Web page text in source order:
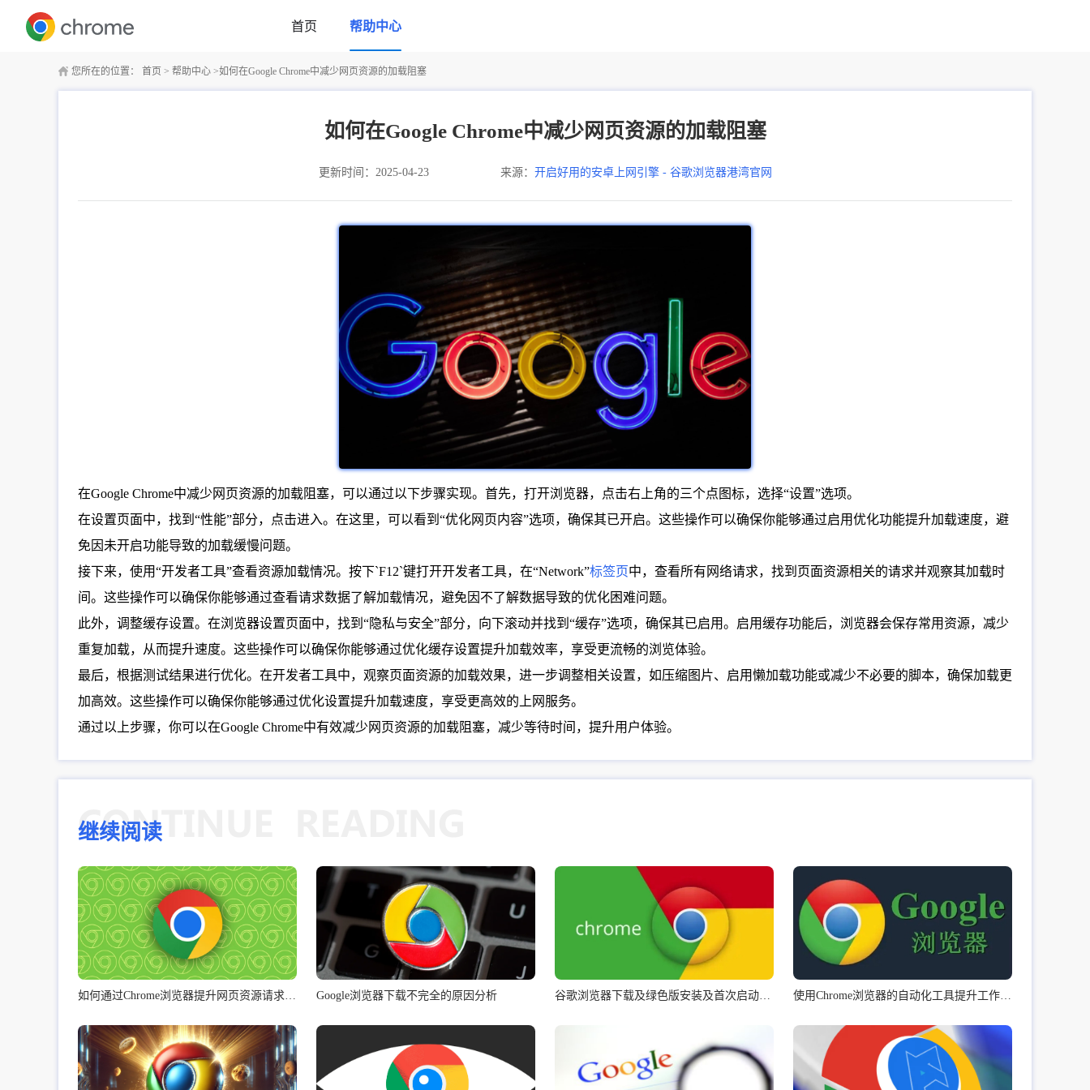
首页 帮助中心
您所在的位置： 首页 > 帮助中心 >如何在Google Chrome中减少网页资源的加载阻塞
如何在Google Chrome中减少网页资源的加载阻塞
更新时间：2025-04-23 来源： 开启好用的安卓上网引擎 - 谷歌浏览器港湾官网
在Google Chrome中减少网页资源的加载阻塞，可以通过以下步骤实现。首先，打开浏览器，点击右上角的三个点图标，选择“设置”选项。
在设置页面中，找到“性能”部分，点击进入。在这里，可以看到“优化网页内容”选项，确保其已开启。这些操作可以确保你能够通过启用优化功能提升加载速度，避
免因未开启功能导致的加载缓慢问题。
接下来，使用“开发者工具”查看资源加载情况。按下`F12`键打开开发者工具，在“Network”标签页中，查看所有网络请求，找到页面资源相关的请求并观察其加载时
间。这些操作可以确保你能够通过查看请求数据了解加载情况，避免因不了解数据导致的优化困难问题。
此外，调整缓存设置。在浏览器设置页面中，找到“隐私与安全”部分，向下滚动并找到“缓存”选项，确保其已启用。启用缓存功能后，浏览器会保存常用资源，减少
重复加载，从而提升速度。这些操作可以确保你能够通过优化缓存设置提升加载效率，享受更流畅的浏览体验。
最后，根据测试结果进行优化。在开发者工具中，观察页面资源的加载效果，进一步调整相关设置，如压缩图片、启用懒加载功能或减少不必要的脚本，确保加载更
加高效。这些操作可以确保你能够通过优化设置提升加载速度，享受更高效的上网服务。
通过以上步骤，你可以在Google Chrome中有效减少网页资源的加载阻塞，减少等待时间，提升用户体验。
继续阅读
如何通过Chrome浏览器提升网页资源请求的响应时间 Google浏览器下载不完全的原因分析 谷歌浏览器下载及绿色版安装及首次启动及插件管理教程 使用Chrome浏览器的自动化工具提升工作效率